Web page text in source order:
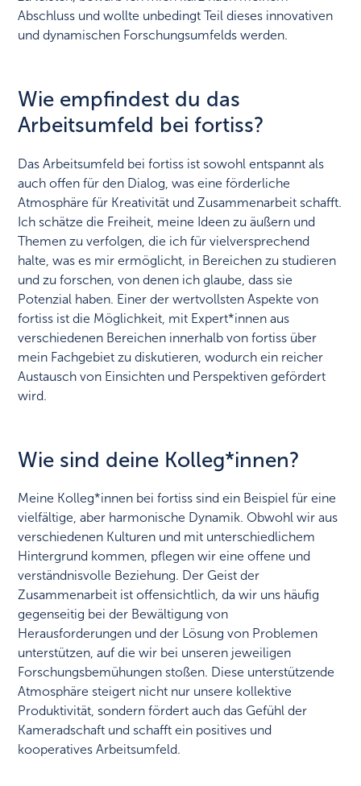
Abschluss und wollte unbedingt Teil dieses innovativen
und dynamischen Forschungsumfelds werden.
Wie empfindest du das
Arbeitsumfeld bei fortiss?
Das Arbeitsumfeld bei fortiss ist sowohl entspannt als
auch offen für den Dialog, was eine förderliche
Atmosphäre für Kreativität und Zusammenarbeit schafft.
Ich schätze die Freiheit, meine Ideen zu äußern und
Themen zu verfolgen, die ich für vielversprechend
halte, was es mir ermöglicht, in Bereichen zu studieren
und zu forschen, von denen ich glaube, dass sie
Potenzial haben. Einer der wertvollsten Aspekte von
fortiss ist die Möglichkeit, mit Expert*innen aus
verschiedenen Bereichen innerhalb von fortiss über
mein Fachgebiet zu diskutieren, wodurch ein reicher
Austausch von Einsichten und Perspektiven gefördert
wird.
Wie sind deine Kolleg*innen?
Meine Kolleg*innen bei fortiss sind ein Beispiel für eine
vielfältige, aber harmonische Dynamik. Obwohl wir aus
verschiedenen Kulturen und mit unterschiedlichem
Hintergrund kommen, pflegen wir eine offene und
verständnisvolle Beziehung. Der Geist der
Zusammenarbeit ist offensichtlich, da wir uns häufig
gegenseitig bei der Bewältigung von
Herausforderungen und der Lösung von Problemen
unterstützen, auf die wir bei unseren jeweiligen
Forschungsbemühungen stoßen. Diese unterstützende
Atmosphäre steigert nicht nur unsere kollektive
Produktivität, sondern fördert auch das Gefühl der
Kameradschaft und schafft ein positives und
kooperatives Arbeitsumfeld.